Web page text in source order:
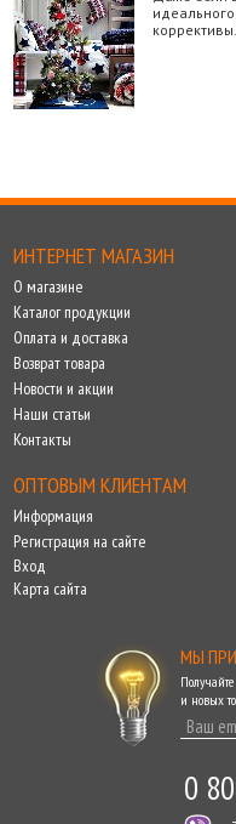
ИНТЕРНЕТ МАГАЗИН
О магазине
Каталог продукции
Оплата и доставка
Возврат товара
Новости и акции
Наши статьи
Контакты
ОПТОВЫМ КЛИЕНТАМ
Информация
Регистрация на сайте
Вход
Карта сайта
МЫ
и новых
0